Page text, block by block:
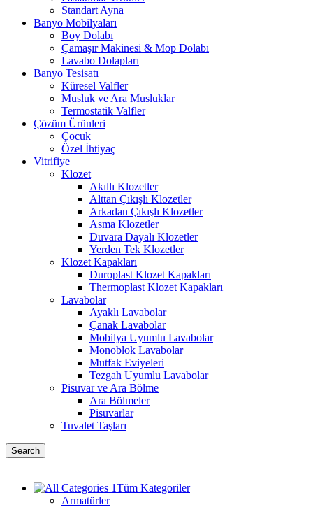
Standart Ayna
Banyo Mobilyaları
Boy Dolabı
Çamaşır Makinesi & Mop Dolabı
Lavabo Dolapları
Banyo Tesisatı
Küresel Valfler
Musluk ve Ara Musluklar
Termostatik Valfler
Çözüm Ürünleri
Çocuk
Özel İhtiyaç
Vitrifiye
Klozet
Akıllı Klozetler
Alttan Çıkışlı Klozetler
Arkadan Çıkışlı Klozetler
Asma Klozetler
Duvara Dayalı Klozetler
Yerden Tek Klozetler
Klozet Kapakları
Duroplast Klozet Kapakları
Thermoplast Klozet Kapakları
Lavabolar
Ayaklı Lavabolar
Çanak Lavabolar
Mobilya Uyumlu Lavabolar
Monoblok Lavabolar
Mutfak Eviyeleri
Tezgah Uyumlu Lavabolar
Pisuvar ve Ara Bölme
Ara Bölmeler
Pisuvarlar
Tuvalet Taşları
Search
Tüm Kategoriler
Armatürler